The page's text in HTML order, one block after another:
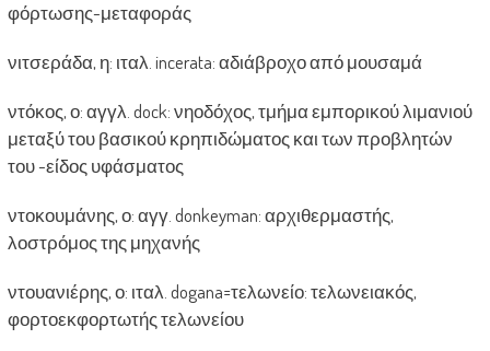
φόρτωσης-μεταφοράς
νιτσεράδα, η: ιταλ. incerata: αδιάβροχο από μουσαμά
ντόκος, ο: αγγλ. dock: νηοδόχος, τμήμα εμπορικού λιμανιού
μεταξύ του βασικού κρηπιδώματος και των προβλητών
του -είδος υφάσματος
ντοκουμάνης, ο: αγγ. donkeyman: αρχιθερμαστής,
λοστρόμος της μηχανής
ντουανιέρης, ο: ιταλ. dogana=τελωνείο: τελωνειακός,
φορτοεκφορτωτής τελωνείου